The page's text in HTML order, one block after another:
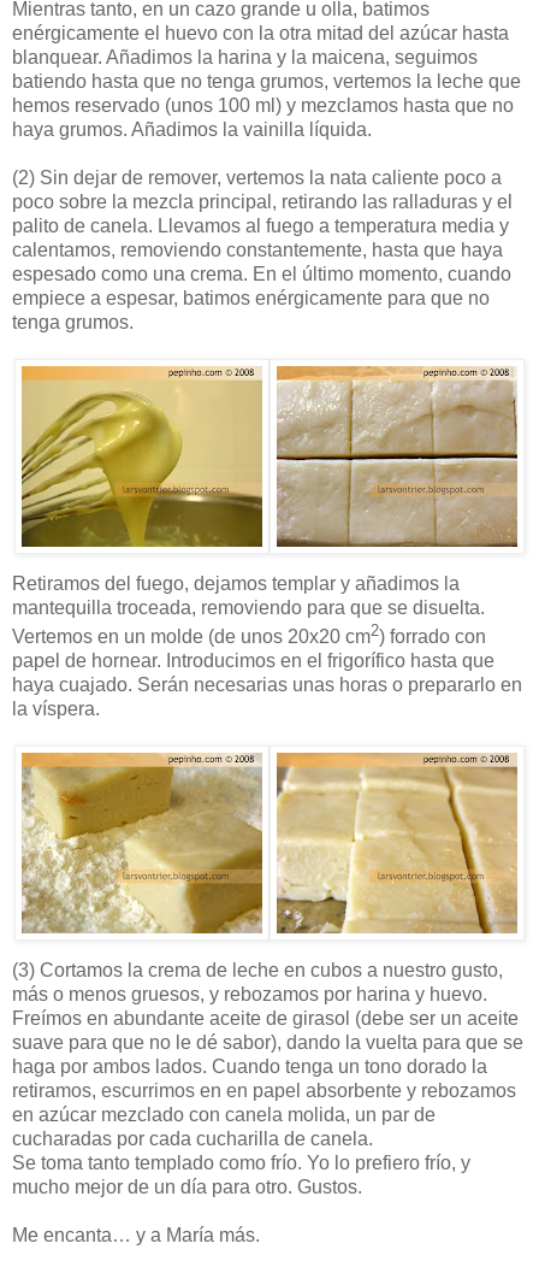
Mientras tanto, en un cazo grande u olla, batimos
enérgicamente el huevo con la otra mitad del azúcar hasta
blanquear. Añadimos la harina y la maicena, seguimos
batiendo hasta que no tenga grumos, vertemos la leche que
hemos reservado (unos 100 ml) y mezclamos hasta que no
haya grumos. Añadimos la vainilla líquida.
(2) Sin dejar de remover, vertemos la nata caliente poco a
poco sobre la mezcla principal, retirando las ralladuras y el
palito de canela. Llevamos al fuego a temperatura media y
calentamos, removiendo constantemente, hasta que haya
espesado como una crema. En el último momento, cuando
empiece a espesar, batimos enérgicamente para que no
tenga grumos.
Retiramos del fuego, dejamos templar y añadimos la
mantequilla troceada, removiendo para que se disuelta.
Vertemos en un molde (de unos 20x20 cm2) forrado con
papel de hornear. Introducimos en el frigorífico hasta que
haya cuajado. Serán necesarias unas horas o prepararlo en
la víspera.
(3) Cortamos la crema de leche en cubos a nuestro gusto,
más o menos gruesos, y rebozamos por harina y huevo.
Freímos en abundante aceite de girasol (debe ser un aceite
suave para que no le dé sabor), dando la vuelta para que se
haga por ambos lados. Cuando tenga un tono dorado la
retiramos, escurrimos en en papel absorbente y rebozamos
en azúcar mezclado con canela molida, un par de
cucharadas por cada cucharilla de canela.
Se toma tanto templado como frío. Yo lo prefiero frío, y
mucho mejor de un día para otro. Gustos.
Me encanta… y a María más.